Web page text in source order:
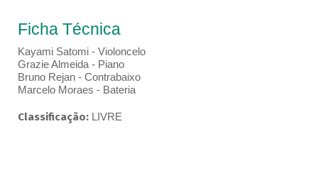
Ficha Técnica
Kayami Satomi - Violoncelo
Grazie Almeida - Piano
Bruno Rejan - Contrabaixo
Marcelo Moraes - Bateria
Classificação: LIVRE